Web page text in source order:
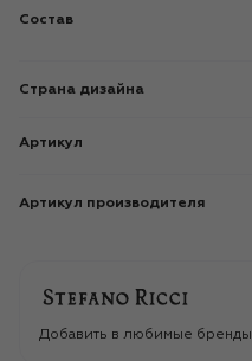
Состав
Страна дизайна
Артикул
Артикул производителя
Добавить в любимые бренды